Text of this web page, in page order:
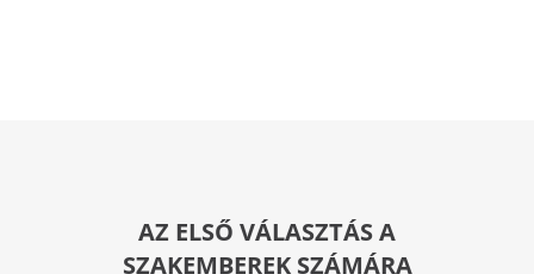
AZ ELSŐ VÁLASZTÁS A
SZAKEMBEREK SZÁMÁRA